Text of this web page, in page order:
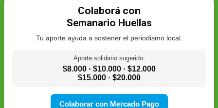
Colaborá con
Semanario Huellas
Tu aporte ayuda a sostener el periodismo local.
Aporte solidario sugerido:
$8.000 · $10.000 · $12.000
$15.000 · $20.000
Colaborar con Mercado Pago